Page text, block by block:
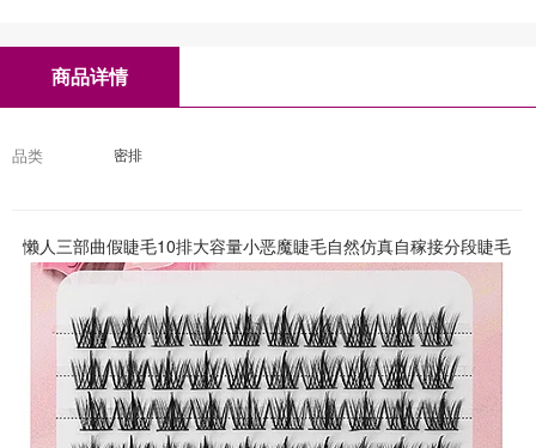
商品详情
品类 密排
懒人三部曲假睫毛10排大容量小恶魔睫毛自然仿真自稼接分段睫毛